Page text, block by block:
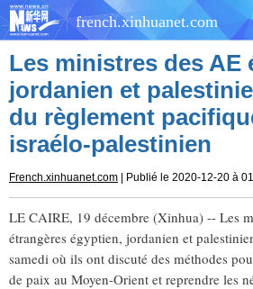
french.xinhuanet.com
Les ministres des AE
jordanien et
du règlement
israélo-palestinien
French.xinhuanet.com | Publié le 2020-12-20 à
LE CAIRE, 19 décembre (Xinhua) -- Les
étrangères égyptien, jordanien et
samedi où ils ont discuté des méthodes
de paix au Moyen-Orient et reprendre les